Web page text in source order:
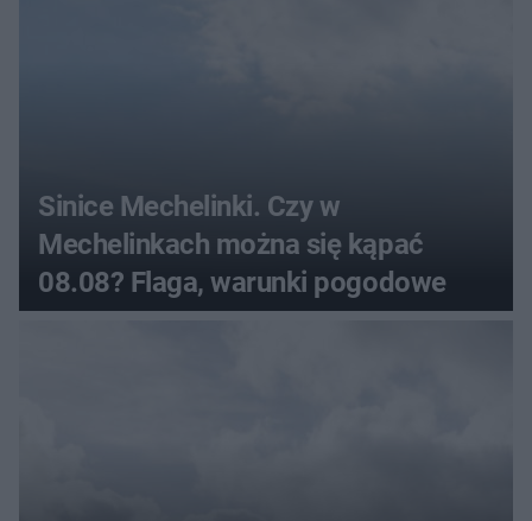
Sinice Mechelinki. Czy w
Mechelinkach można się kąpać
08.08? Flaga, warunki pogodowe